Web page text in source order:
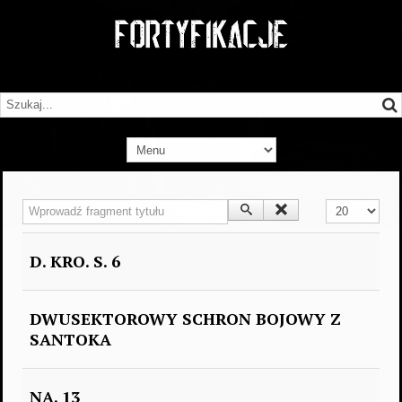
Wprowadź fragment tytułu Pokaż #
D. KRO. S. 6
DWUSEKTOROWY SCHRON BOJOWY Z
SANTOKA
NA. 13